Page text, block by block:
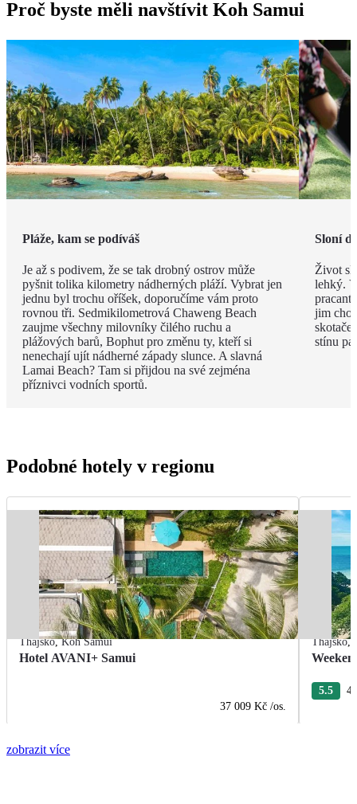
Proč byste měli navštívit Koh Samui
Pláže, kam se podíváš
Je až s podivem, že se tak drobný ostrov může
pyšnit tolika kilometry nádherných pláží. Vybrat jen
jednu byl trochu oříšek, doporučíme vám proto
rovnou tři. Sedmikilometrová Chaweng Beach
zaujme všechny milovníky čilého ruchu a
plážových barů, Bophut pro změnu ty, kteří si
nenechají ujít nádherné západy slunce. A slavná
Lamai Beach? Tam si přijdou na své zejména
příznivci vodních sportů.
Sloní
Život
lehký.
jim
stínu
Podobné hotely v regionu
Thajsko,Koh Samui
Hotel AVANI+ Samui
37 009 Kč /os.
Thajsko,
5.5 4
zobrazit více